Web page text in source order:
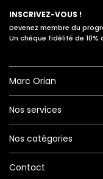
INSCRIVEZ-VOUS !
Devenez membre du
Un chèque fidélité de
Marc Orian
Nos services
Nos catégories
Contact